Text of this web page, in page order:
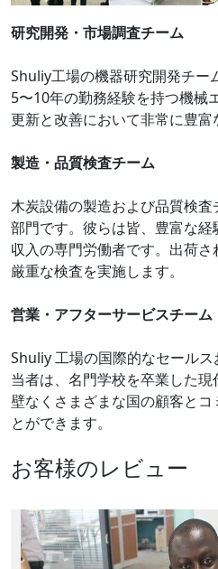
研究開発・市場調査チーム
Shuliy工場の機器研究開発チー
5〜10年の勤務経験を持つ機械
更新と改善において非常に豊富
製造・品質検査チーム
木炭設備の製造および品質検
部門です。彼らは皆、豊富な
収入の専門労働者です。出荷
厳重な検査を実施します。
営業・アフターサービスチーム
Shuliy 工場の国際的なセール
当者は、名門学校を卒業した
壁なくさまざまな国の顧客と
とができます。
お客様のレビュー